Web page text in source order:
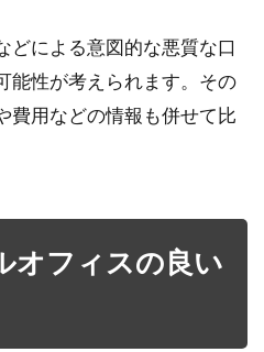
どによる意図的な悪質な口
能性が考えられます。その
費用などの情報も併せて比
オフィスの良い